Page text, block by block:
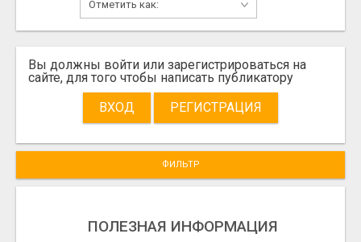
Вы должны войти или зарегистрироваться на
сайте, для того чтобы написать публикатору
ВХОД
РЕГИСТРАЦИЯ
ФИЛЬТР
ПОЛЕЗНАЯ ИНФОРМАЦИЯ